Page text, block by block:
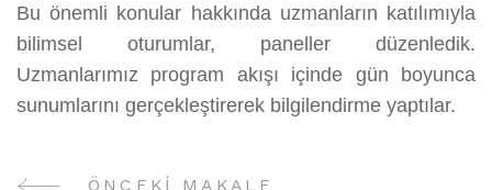
Bu önemli konular hakkında uzmanların katılımıyla
bilimsel oturumlar, paneller düzenledik.
Uzmanlarımız program akışı içinde gün boyunca
sunumlarını gerçekleştirerek bilgilendirme yaptılar.
ÖNCEKI MAKALE